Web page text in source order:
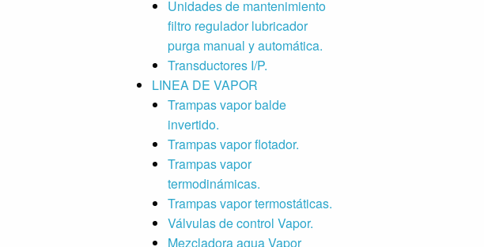
Unidades de mantenimiento
filtro regulador lubricador
purga manual y automática.
Transductores I/P.
LINEA DE VAPOR
Trampas vapor balde
invertido.
Trampas vapor flotador.
Trampas vapor
termodinámicas.
Trampas vapor termostáticas.
Válvulas de control Vapor.
Mezcladora agua Vapor